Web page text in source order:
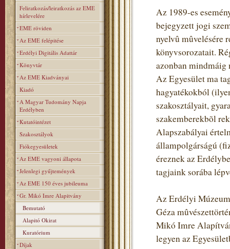
Feliratkozás/leiratkozás az EME
hírlevelére
EME röviden
Az EME felépitése
Erdélyi Digitális Adattár
Könyvtár
Az EME Kiadványai
Kiadó
A Magyar Tudomány Napja
Erdélyben
Kutatóintézet
Szakosztályok
Fiókegyesületek
Az EME vagyoni állapota
Jelenlegi gyűjtemények
Az EME 150 éves jubileuma
Gr. Mikó Imre Alapitvány
Bemutató
Alapitó Okirat
Kuratórium
Díjak
Az 1989-es
bejegyzett jogi
nyelvû mûvelésére
könyvsorozatait.
azonban mindmáig
Az Egyesület ma
hagyatékokból
szakosztályait,
szakemberekbõl
Alapszabályai
állampolgárságú
éreznek az
tagjaink sorába
Az Erdélyi
Géza
Mikó Imre
legyen az